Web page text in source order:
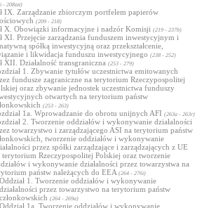
- 208zzt)
IX. Zarządzanie zbiorczym portfelem papierów
(209 - 218)
X. Obowiązki informacyjne i nadzór Komisji (219 - 237b)
XI. Przejęcie zarządzania funduszem inwestycyjnym i
spółką inwestycyjną oraz przekształcenie,
i likwidacja funduszu inwestycyjnego (238 - 252)
XII. Działalność transgraniczna (253 - 279)
1. Zbywanie tytułów uczestnictwa emitowanych
fundusze zagraniczne na terytorium Rzeczypospolitej
oraz zbywanie jednostek uczestnictwa funduszy
otwartych na terytorium państw
(253 - 263)
1a. Wprowadzanie do obrotu unijnych AFI (263a - 263r)
2. Tworzenie oddziałów i wykonywanie działalności
towarzystwo i zarządzającego ASI na terytorium państw
tworzenie oddziałów i wykonywanie
przez spółki zarządzające i zarządzających z UE
terytorium Rzeczypospolitej Polskiej oraz tworzenie
i wykonywanie działalności przez towarzystwa na
państw należących do EEA (264 - 276i)
Oddział 1. Tworzenie oddziałów i wykonywanie
działalności przez towarzystwo na terytorium państw
członkowskich (264 - 269a)
Oddział 1a. Tworzenie oddziałów i wykonywanie